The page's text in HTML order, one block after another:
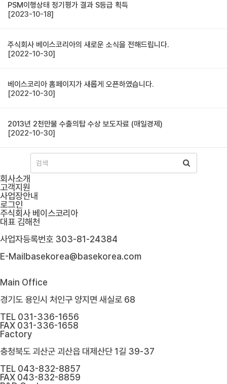
PSM이행상태 정기평가 결과 S등급 획득
[2023-10-18]
주식회사 베이스코리아의 새로운 소식을 전해드립니다.
[2022-10-30]
베이스코리아 홈페이지가 새롭게 오픈하였습니다.
[2022-10-30]
2013년 2천만불 수출의탑 수상 보도자료 (매일경제)
[2022-10-30]
회사소개
고객지원
사업장안내
로그인
주식회사 베이스코리아
대표 김해천
사업자등록번호 303-81-24384
E-Mailbasekorea@basekorea.com
Main Office
경기도 용인시 처인구 양지면 새실로 68
TEL 031-336-1656
FAX 031-336-1658
Factory
충청북도 괴산군 괴산읍 대제산단 1길 39-37
TEL 043-832-8857
FAX 043-832-8859